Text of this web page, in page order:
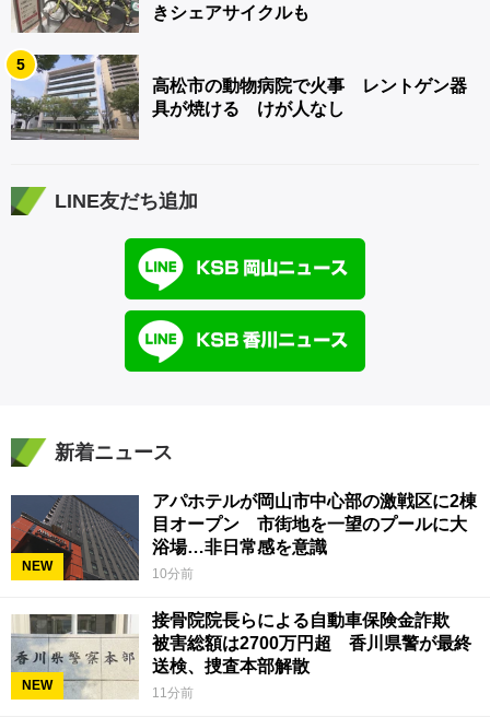
きシェアサイクルも
5
高松市の動物病院で火事 レントゲン器
具が焼ける けが人なし
LINE友だち追加
新着ニュース
NEW
アパホテルが岡山市中心部の激戦区に2棟
目オープン 市街地を一望のプールに大
浴場…非日常感を意識
10分前
NEW
接骨院院長らによる自動車保険金詐欺
被害総額は2700万円超 香川県警が最終
送検、捜査本部解散
11分前